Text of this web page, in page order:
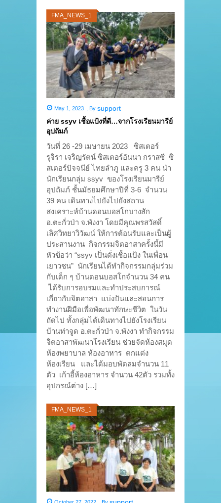
FMA_NEWS_1
May 1, 2023 By support
ค่าย ssyv เชื้อแป้งที่ดี…จากโรงเรียนมารีย์
อุปถัมภ์
วันที่ 26 -29 เมษายน 2023 ซิสเตอร์
รุจิรา เจริญรัตน์ ซิสเตอร์อันนา กราสซี ซิ
สเตอร์ปัจจนีย์ ไทยลำภู และครู 3 คน นำ
นักเรียนกลุ่ม ssyv ของโรงเรียนมารีย์
อุปถัมภ์ ชั้นมัธยมศึกษาปีที่ 3-6 จำนวน
39 คน เดินทางไปยังไปยังสถาน
สงเคราะห์บ้านดอนบอสโกบางสัก
อ.ตะกั่วป่า จ.พังงา โดยมีคุณพรสวัสดิ์
เลิศวิทยาวิวัฒน์ ให้การต้อนรับและเป็นผู้
ประสานงาน กิจกรรมจิตอาสาครั้งนี้มี
หัวข้อว่า “ssyv เป็นดั่งเชื้อแป้ง ในเพื่อน
เยาวชน” นักเรียนได้ทำกิจกรรมกลุ่มร่วม
กับเด็ก ๆ บ้านดอนบอสโกจำนวน 34 คน
ได้รับการอบรมและทำประสบการณ์
เกี่ยวกับจิตอาสา แบ่งปันและสอนการ
ทำงานฝีมือเพื่อพัฒนาทักษะชีวิต ในวัน
ถัดไป ทั้งกลุ่มได้เดินทางไปยังโรงเรียน
บ้านท่าจูด อ.ตะกั่วป่า จ.พังงา ทำกิจกรรม
จิตอาสาพัฒนาโรงเรียน ช่วยจัดห้องสมุด
ห้องพยาบาล ห้องอาหาร ตกแต่ง
ห้องเรียน และได้มอบพัดลมจำนวน 11
ตัว เก้าอี้ห้องอาหาร จำนวน 42ตัว รวมทั้ง
อุปกรณ์ต่าง […]
FMA_NEWS_1